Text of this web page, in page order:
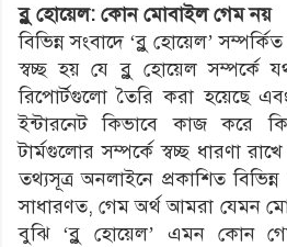
ব্লু হোয়েল: কোন মোবাইল গেম নয়
বিভিন্ন সংবাদে ‘ব্লু হোয়েল’
স্বচ্ছ হয় যে ব্লু হোয়েল সম্পর্কে
রিপোর্টগুলো তৈরি করা হয়েছে
ইন্টারনেট কিভাবে কাজ করে
টার্মগুলোর সম্পর্কে স্বচ্ছ ধারণা
তথ্যসূত্র অনলাইনে প্রকাশিত
সাধারণত, গেম অর্থ আমরা যেমন
বুঝি ‘ব্লু হোয়েল’ এমন কোন